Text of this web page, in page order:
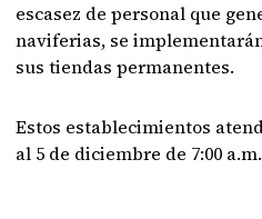
escasez de personal que
naviferias, se
sus tiendas permanentes.
Estos establecimientos
al 5 de diciembre de 7:00